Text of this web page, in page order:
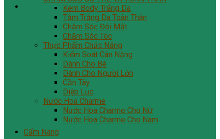
Kem Body Trắng Da
Tắm Trắng Da Toàn Thân
Chăm Sóc Đôi Mắt
Chăm Sóc Tóc
Thực Phẩm Chức Năng
Kiểm Soát Cân Nặng
Dành Cho Bé
Dành Cho Người Lớn
Cần Tây
Diệp Lục
Nước Hoa Charme
Nước Hoa Charme Cho Nữ
Nước Hoa Charme Cho Nam
Cẩm Nang